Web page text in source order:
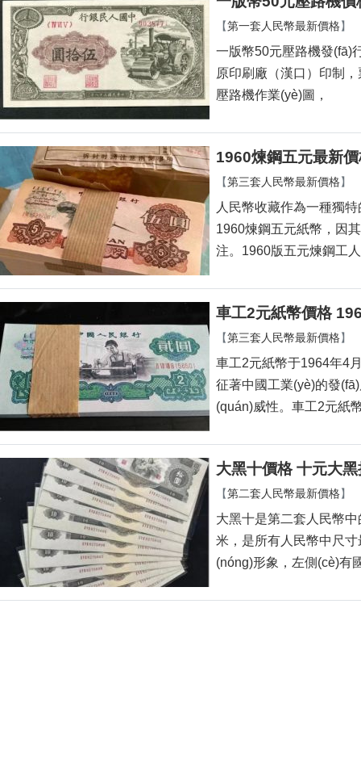
【第一套人民幣最新價格】
一版幣50元壓路機發(fā)
原印刷廠（漢口）印制
壓路機作業(yè)圖，
1960煉鋼五元最新
【第三套人民幣最新價格】
人民幣收藏作為一種獨特
1960煉鋼五元紙幣，因
注。1960版五元煉鋼工
車工2元紙幣價格
【第三套人民幣最新價格】
車工2元紙幣于1964年4月
征著中國工業(yè)的發
(quán)威性。車工2元紙
大黑十價格 十元大
【第二套人民幣最新價格】
大黑十是第二套人民幣中
米，是所有人民幣中尺
(nóng)形象，左側(cè)